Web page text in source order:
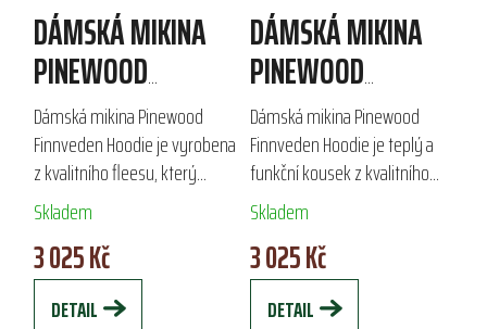
DÁMSKÁ MIKINA
PINEWOOD
FINNVEDEN HOODIE
Dámská mikina Pinewood
Finnveden Hoodie je vyrobena
z kvalitního fleesu, který
poskytuje teplo a pohodlí.
Díky otvorům na palce a
praktickým kapsám na zip je
ideální pro...
Skladem
3 025 Kč
DETAIL
DÁMSKÁ MIKINA
PINEWOOD
FINNVEDEN HOODIE
Dámská mikina Pinewood
Finnveden Hoodie je teplý a
funkční kousek z kvalitního
fleecu, který zaručuje pohodlí
a tepelnou izolaci. Díky
otvorům na palce a
praktickým kapsám na...
Skladem
3 025 Kč
DETAIL